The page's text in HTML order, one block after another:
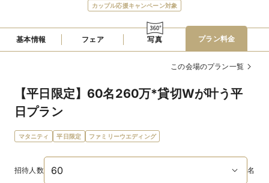
カップル応援キャンペーン対象
基本情報 フェア 写真 プラン料金
この会場のプラン一覧
【平日限定】60名260万*貸切Wが叶う平
日プラン
マタニティ 平日限定 ファミリーウエディング
招待人数 名